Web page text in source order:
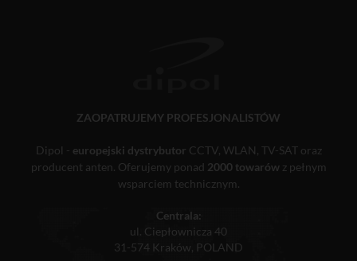
ZAOPATRUJEMY PROFESJONALISTÓW
Dipol - europejski dystrybutor CCTV, WLAN, TV-SAT oraz
producent anten. Oferujemy ponad 2000 towarówz pełnym
wsparciem technicznym.
Centrala:
ul. Ciepłownicza 40
31-574 Kraków, POLAND